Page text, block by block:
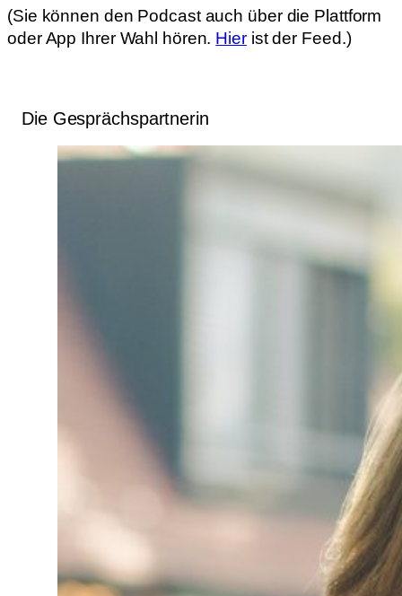
(Sie können den Podcast auch über die Plattform
oder App Ihrer Wahl hören. Hierist der Feed.)
Die Gesprächspartnerin